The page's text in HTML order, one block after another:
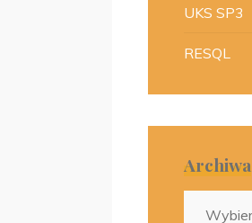
UKS SP3
RESQL
Archiwa